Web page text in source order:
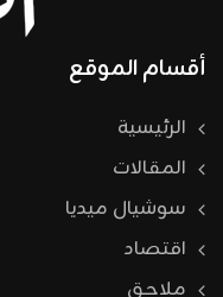
أقسام الموقع
الرئيسية
المقالات
سوشيال ميديا
اقتصاد
ملاحق